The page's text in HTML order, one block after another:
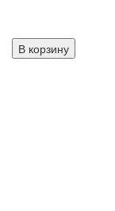
В корзину